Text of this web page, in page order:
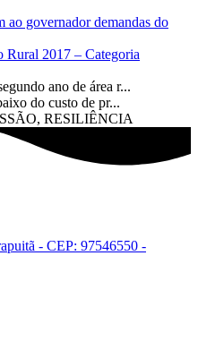
ao governador demandas do
Rural 2017 – Categoria
ano de área r...
do custo de pr...
RESILIÊNCIA
- CEP: 97546550 -